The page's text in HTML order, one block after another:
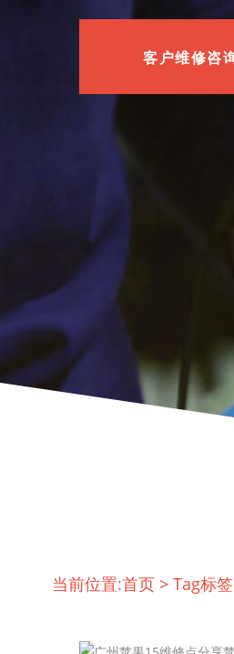
客户维修咨
当前位置:首页 > Tag标